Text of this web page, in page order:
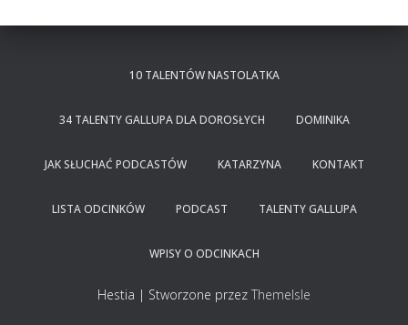
10 TALENTÓW NASTOLATKA
34 TALENTY GALLUPA DLA DOROSŁYCH DOMINIKA
JAK SŁUCHAĆ PODCASTÓW KATARZYNA KONTAKT
LISTA ODCINKÓW PODCAST TALENTY GALLUPA
WPISY O ODCINKACH
Hestia | Stworzone przez ThemeIsle